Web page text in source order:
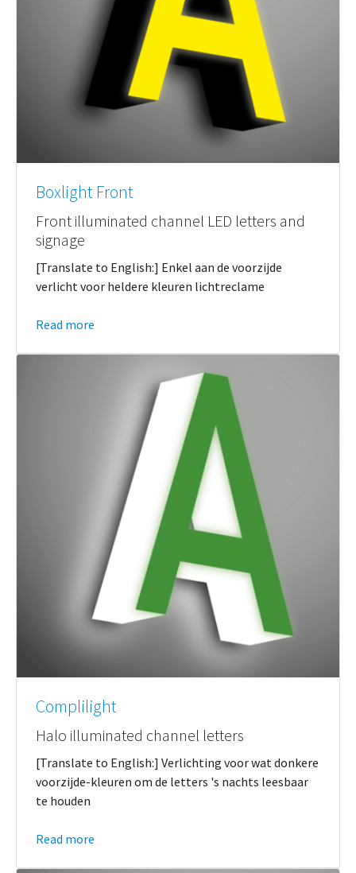
Boxlight Front
Front illuminated channel LED letters and
signage
[Translate to English:] Enkel aan de voorzijde
verlicht voor heldere kleuren lichtreclame
Read more
Complilight
Halo illuminated channel letters
[Translate to English:] Verlichting voor wat donkere
voorzijde-kleuren om de letters 's nachts leesbaar
te houden
Read more